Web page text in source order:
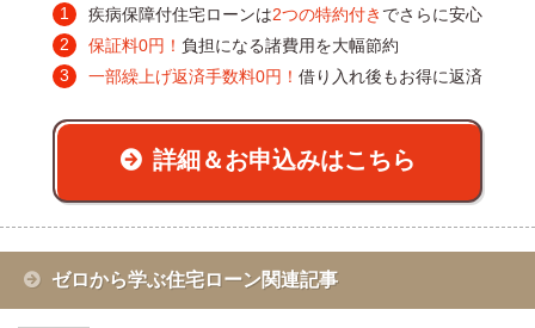
疾病保障付住宅ローンは2つの特約付き でさらに安心
保証料0円！ 負担になる諸費用を大幅節約
一部繰上げ返済手数料0円！ 借り入れ後もお得に返済
詳細＆お申込みはこちら
ゼロから学ぶ住宅ローン関連記事